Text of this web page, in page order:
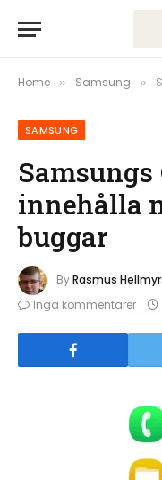
Home » Samsung »
SAMSUNG
Samsungs
innehålla
buggar
ByRasmus
Inga kommentarer